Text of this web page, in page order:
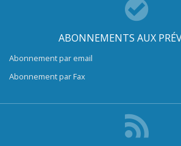
ABONNEMENTS AUX
Abonnement par email
Abonnement par Fax